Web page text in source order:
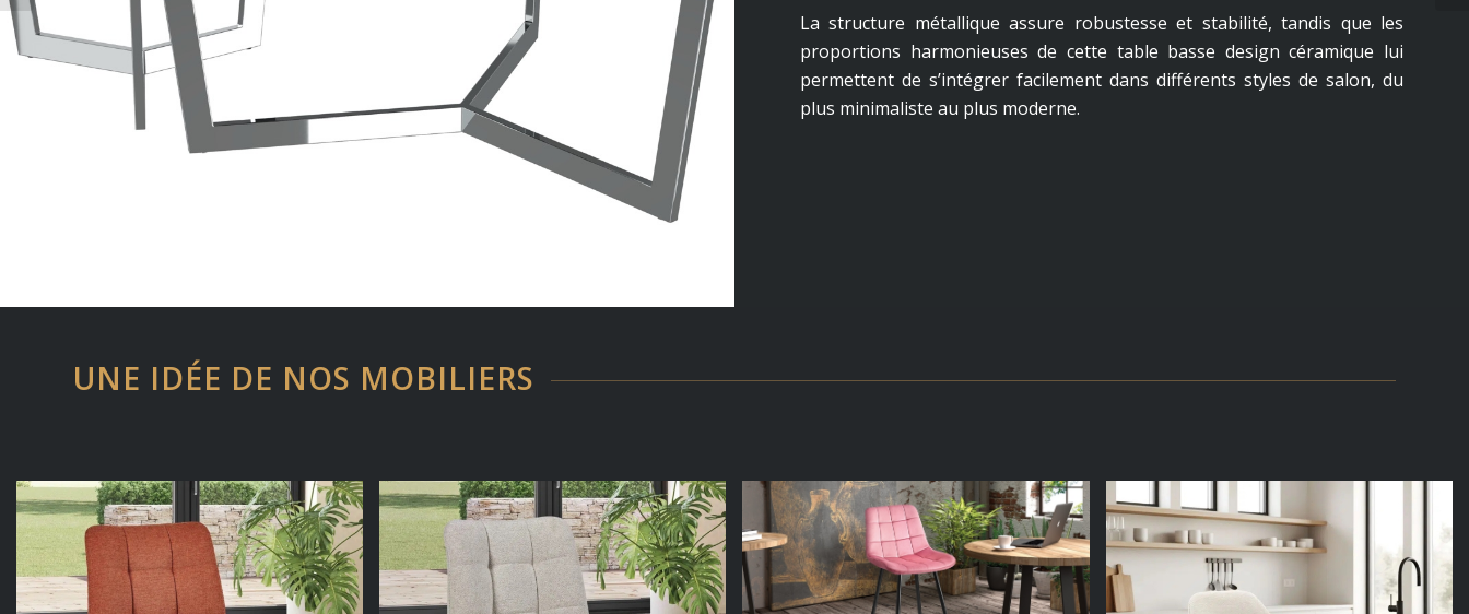
La structure métallique assure robustesse et stabilité, tandis que les
proportions harmonieuses de cette table basse design céramique lui
permettent de s’intégrer facilement dans différents styles de salon, du
plus minimaliste au plus moderne.
UNE IDÉE DE NOS MOBILIERS